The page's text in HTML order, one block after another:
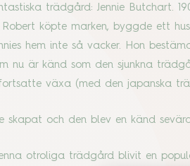
trädgård: Jennie Butchart.
köpte marken, byggde ett
hem inte så vacker. Hon
är känd som den sjunkna
växa (med den japanska
skapat och den blev en känd
otroliga trädgård blivit en